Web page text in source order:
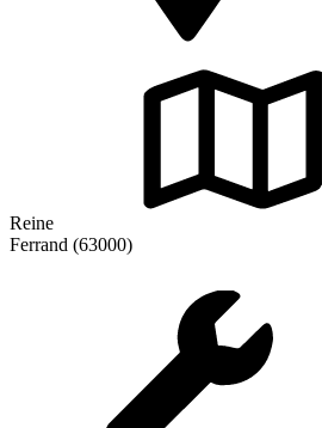
Reine
Ferrand (63000)